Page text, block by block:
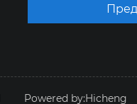
Powered by:Hicheng